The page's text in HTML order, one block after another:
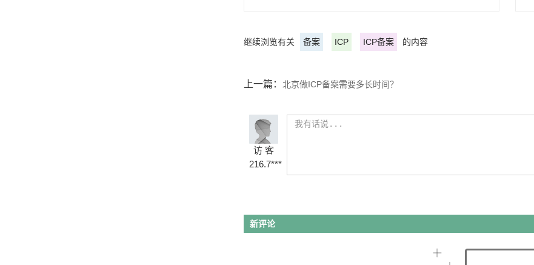
继续浏览有关 备案 ICP ICP备案 的内容
上一篇： 北京做ICP备案需要多长时间？
访 客
216.7***
新评论